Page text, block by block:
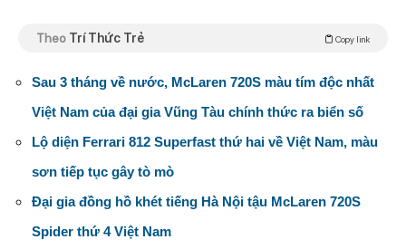
Theo Trí Thức Trẻ Copy link
Sau 3 tháng về nước, McLaren 720S màu tím độc nhất
Việt Nam của đại gia Vũng Tàu chính thức ra biển số
Lộ diện Ferrari 812 Superfast thứ hai về Việt Nam, màu
sơn tiếp tục gây tò mò
Đại gia đồng hồ khét tiếng Hà Nội tậu McLaren 720S
Spider thứ 4 Việt Nam